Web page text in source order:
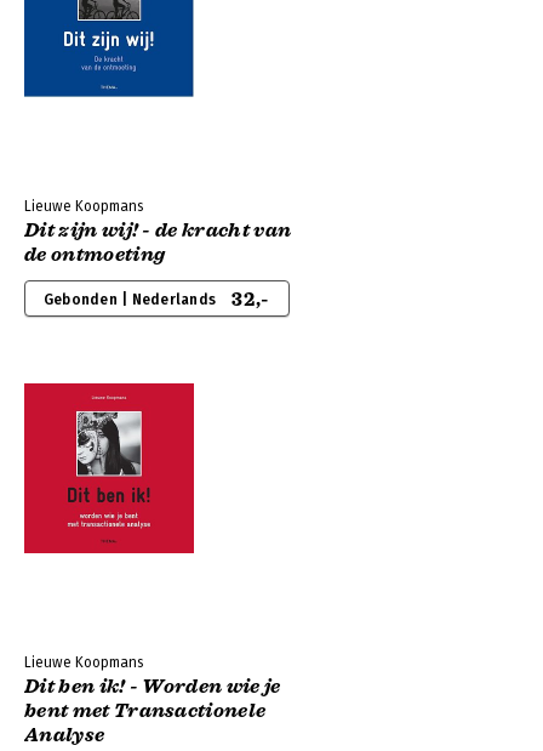
Lieuwe Koopmans
Dit zijn wij! - de kracht van
de ontmoeting
Gebonden | Nederlands 32,-
Lieuwe Koopmans
Dit ben ik! - Worden wie je
bent met Transactionele
Analyse